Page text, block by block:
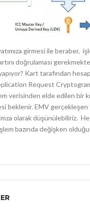
girmesi ile beraber,
doğrulaması
Kart tarafından
Request
verisinden elde edilen bir
beklenir. EMV
olarak düşünülebiliriz.
bazında değişken